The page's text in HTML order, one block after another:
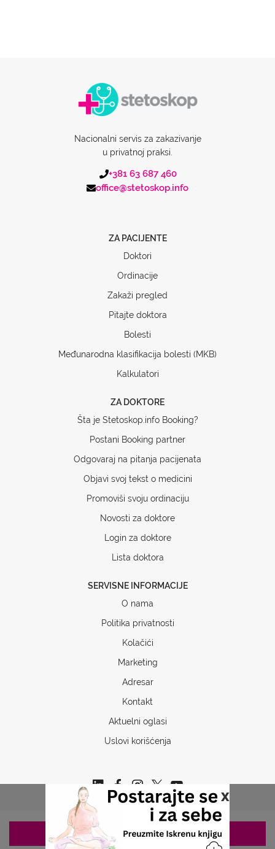
x
Nacionalni servis za zakazivanje
u privatnoj praksi.
+381 63 687 460
office@stetoskop.info
ZA PACIJENTE
Doktori
Ordinacije
Zakaži pregled
Pitajte doktora
Bolesti
Međunarodna klasifikacija bolesti (MKB)
Kalkulatori
ZA DOKTORE
Šta je Stetoskop.info Booking?
Postani Booking partner
Odgovaraj na pitanja pacijenata
Objavi svoj tekst o medicini
Promoviši svoju ordinaciju
Novosti za doktore
Login za doktore
Lista doktora
SERVISNE INFORMACIJE
O nama
Politika privatnosti
Kolačići
Marketing
Adresar
Kontakt
Aktuelni oglasi
Uslovi korišćenja
Copyrights © 2026 Sva prava www.stetoskop.info
ZAKAZIVANJE 063/687-460